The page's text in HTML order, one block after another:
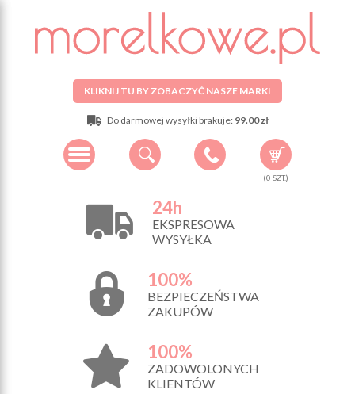
KLIKNIJ TU BY ZOBACZYĆ NASZE MARKI
Do darmowej wysyłki brakuje: 99.00 zł
(0 SZT.)
24h
EKSPRESOWA
WYSYŁKA
100%
BEZPIECZEŃSTWA
ZAKUPÓW
100%
ZADOWOLONYCH
KLIENTÓW